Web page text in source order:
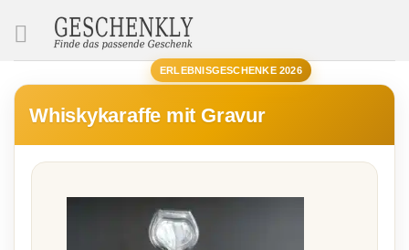
ERLEBNISGESCHENKE 2026
Whiskykaraffe mit Gravur